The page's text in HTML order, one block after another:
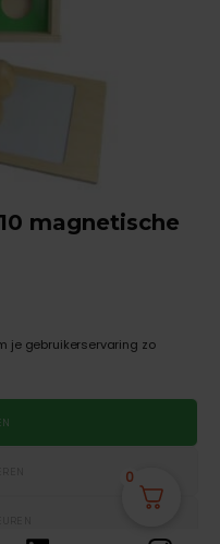
je gebruikerservaring zo
magnetische
0